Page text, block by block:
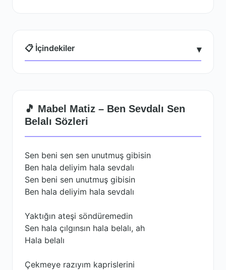
📋 İçindekiler ▾
🎵 Mabel Matiz – Ben Sevdalı Sen
Belalı Sözleri
Sen beni sen sen unutmuş gibisin
Ben hala deliyim hala sevdalı
Sen beni sen unutmuş gibisin
Ben hala deliyim hala sevdalı
Yaktığın ateşi söndüremedin
Sen hala çılgınsın hala belalı, ah
Hala belalı
Çekmeye razıyım kaprislerini